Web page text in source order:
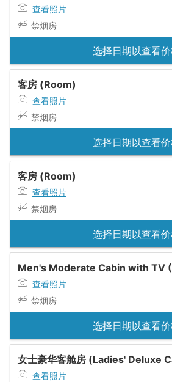
查看照片
禁烟房
选择日期以查看
客房 (Room)
查看照片
禁烟房
选择日期以查看
客房 (Room)
查看照片
禁烟房
选择日期以查看
Men's Moderate Cabin with TV
查看照片
禁烟房
选择日期以查看
女士豪华客舱房 (Ladies' Deluxe
查看照片